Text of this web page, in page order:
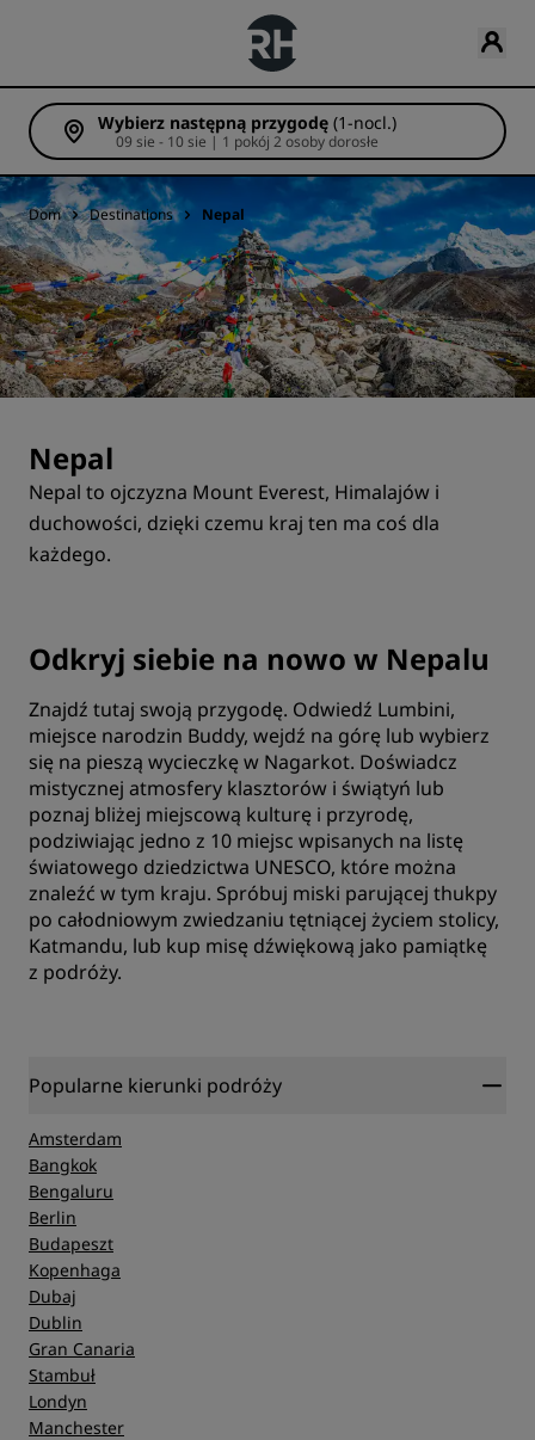
Wybierz następną przygodę (1-nocl.)
09 sie - 10 sie | 1 pokój 2 osoby dorosłe
Dom Destinations Nepal
Nepal
Nepal to ojczyzna Mount Everest, Himalajów i
duchowości, dzięki czemu kraj ten ma coś dla
każdego.
Odkryj siebie na nowo w Nepalu
Znajdź tutaj swoją przygodę. Odwiedź Lumbini,
miejsce narodzin Buddy, wejdź na górę lub wybierz
się na pieszą wycieczkę w Nagarkot. Doświadcz
mistycznej atmosfery klasztorów i świątyń lub
poznaj bliżej miejscową kulturę i przyrodę,
podziwiając jedno z 10 miejsc wpisanych na listę
światowego dziedzictwa UNESCO, które można
znaleźć w tym kraju. Spróbuj miski parującej thukpy
po całodniowym zwiedzaniu tętniącej życiem stolicy,
Katmandu, lub kup misę dźwiękową jako pamiątkę
z podróży.
Popularne kierunki podróży
Amsterdam
Bangkok
Bengaluru
Berlin
Budapeszt
Kopenhaga
Dubaj
Dublin
Gran Canaria
Stambuł
Londyn
Manchester